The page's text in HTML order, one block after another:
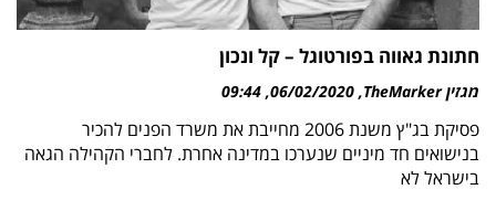
חתונת גאווה בפורטוגל – קל ונכון
מגזין TheMarker 06/02/2020
09:44
פסיקת בג"ץ משנת 2006 מחייבת את משרד הפנים להכיר
בנישואים חד מיניים שנערכו במדינה אחרת. לחברי הקהילה הגאה
בישראל לא